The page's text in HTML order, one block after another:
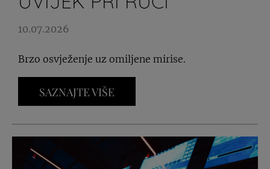
10.07.2026
Brzo osvježenje uz omiljene mirise.
SAZNAJTE VIŠE